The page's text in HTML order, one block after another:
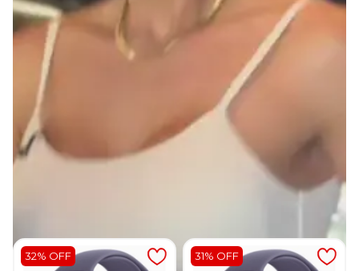
Entrega Garantida
Descrição
Avaliações
32% OFF 31% OFF